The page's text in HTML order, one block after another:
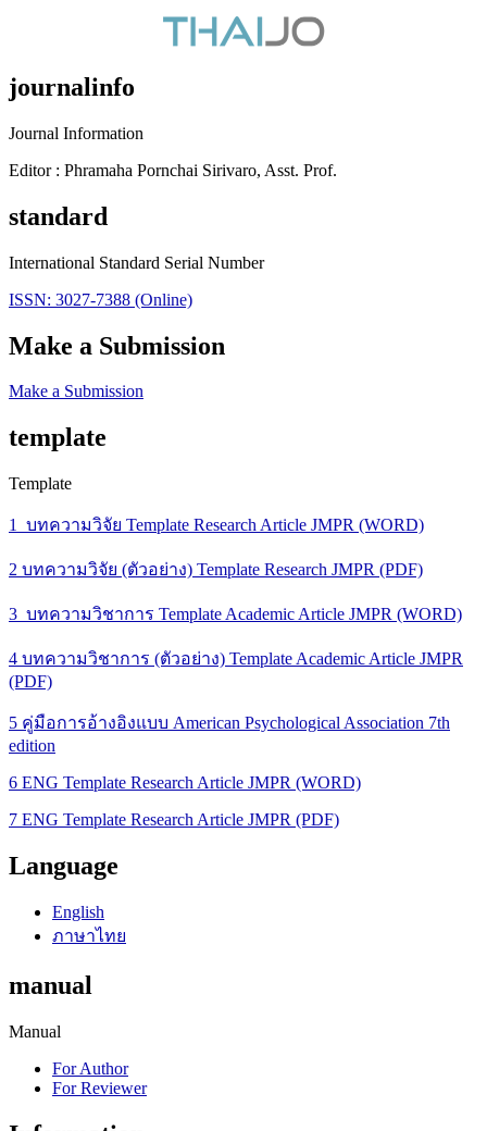
journalinfo
Journal Information
Editor : Phramaha Pornchai Sirivaro, Asst. Prof.
standard
International Standard Serial Number
ISSN: 3027-7388 (Online)
Make a Submission
Make a Submission
template
Template
1_บทความวิจัย Template Research Article JMPR (WORD)
2 บทความวิจัย (ตัวอย่าง) Template Research JMPR (PDF)
3_บทความวิชาการ Template Academic Article JMPR (WORD)
4 บทความวิชาการ (ตัวอย่าง) Template Academic Article JMPR
(PDF)
5 คู่มือการอ้างอิงแบบ American Psychological Association 7th
edition
6 ENG Template Research Article JMPR (WORD)
7 ENG Template Research Article JMPR (PDF)
Language
English
ภาษาไทย
manual
Manual
For Author
For Reviewer